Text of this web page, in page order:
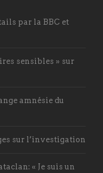
par la BBC et
sensibles » sur
amnésie du
sur l’investigation
« Je suis un